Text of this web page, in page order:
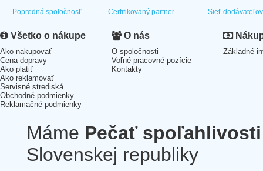
Popredná spoločnosť Certifikovaný partner Sieť dodávateľov
Všetko o nákupe
Ako nakupovať
Cena dopravy
Ako platiť
Ako reklamovať
Servisné strediská
Obchodné podmienky
Reklamačné podmienky
O nás
O spoločnosti
Voľné pracovné pozície
Kontakty
Základné
Máme Pečať spoľahlivosti
Slovenskej republiky